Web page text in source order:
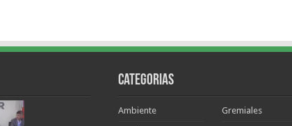
Categorias
Ambiente Gremiales